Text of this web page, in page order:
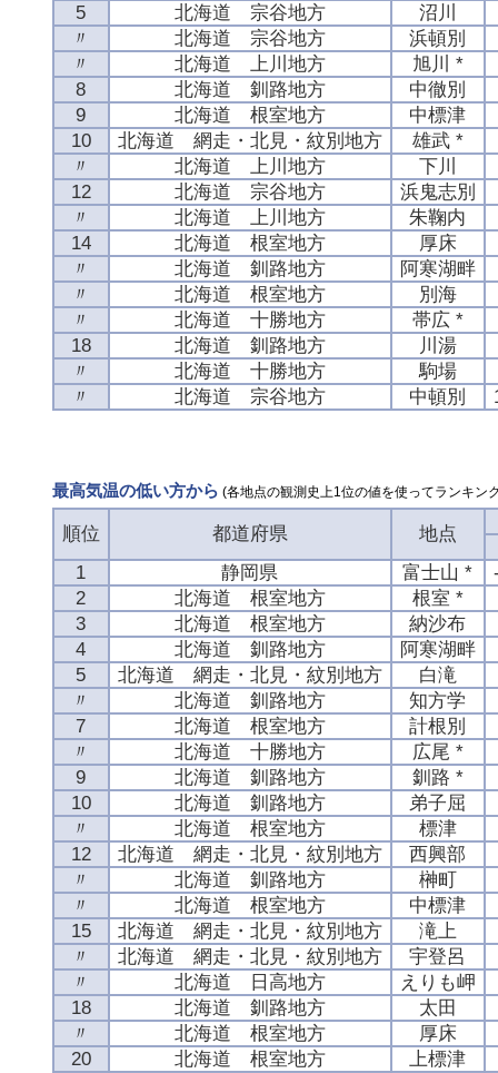
5
北海道 宗谷地方
沼川
〃
北海道 宗谷地方
浜頓別
〃
北海道 上川地方
旭川 *
8
北海道 釧路地方
中徹別
9
北海道 根室地方
中標津
10
北海道 網走・北見・紋別地方
雄武 *
〃
北海道 上川地方
下川
12
北海道 宗谷地方
浜鬼志別
〃
北海道 上川地方
朱鞠内
14
北海道 根室地方
厚床
〃
北海道 釧路地方
阿寒湖畔
〃
北海道 根室地方
別海
〃
北海道 十勝地方
帯広 *
18
北海道 釧路地方
川湯
〃
北海道 十勝地方
駒場
〃
北海道 宗谷地方 中頓別
最高気温の低い方から (各地点の観測史上1位の値を使ってランキン
順位 都道府県
地点
1
静岡県 富士山 *
2
北海道 根室地方
根室 *
3
北海道 根室地方
納沙布
4
北海道 釧路地方
阿寒湖畔
5
北海道 網走・北見・紋別地方
白滝
〃
北海道 釧路地方
知方学
7
北海道 根室地方
計根別
〃
北海道 十勝地方
広尾 *
9
北海道 釧路地方
釧路 *
10
北海道 釧路地方
弟子屈
〃
北海道 根室地方
標津
12
北海道 網走・北見・紋別地方
西興部
〃
北海道 釧路地方
榊町
〃
北海道 根室地方
中標津
15
北海道 網走・北見・紋別地方
滝上
〃
北海道 網走・北見・紋別地方
宇登呂
〃
北海道 日高地方
えりも岬
18
北海道 釧路地方
太田
〃
北海道 根室地方
厚床
20
北海道 根室地方
上標津